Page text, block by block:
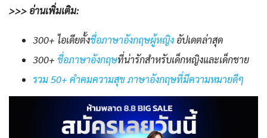
>>> อ่านเพิ่มเติม:
300+ ไอเดียตั้งชื่อภาษาอังกฤษผู้หญิง อัปเดตล่าสุด
300+ ชื่อภาษาอังกฤษที่น่ารักสำหรับเด็กหญิงและเด็กชาย
รวม 50+ คำคมความสุข ภาษาอังกฤษที่มีความหมายดีๆ